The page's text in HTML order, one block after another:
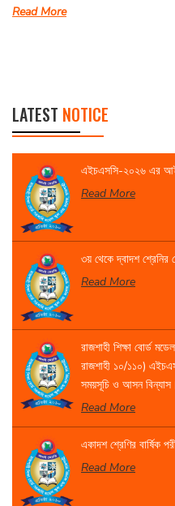
Read More
LATEST NOTICE
এইচএসসি-২০২৬ এর
Read More
৩য় থেকে দ্বাদশ শ্রেনির
Read More
রাজশাহী শিক্ষা বোর্ড
রাজশাহী ১০/১১০)
সময়সূচি ও আসন
Read More
একাদশ শ্রেণির বার্ষিক
Read More